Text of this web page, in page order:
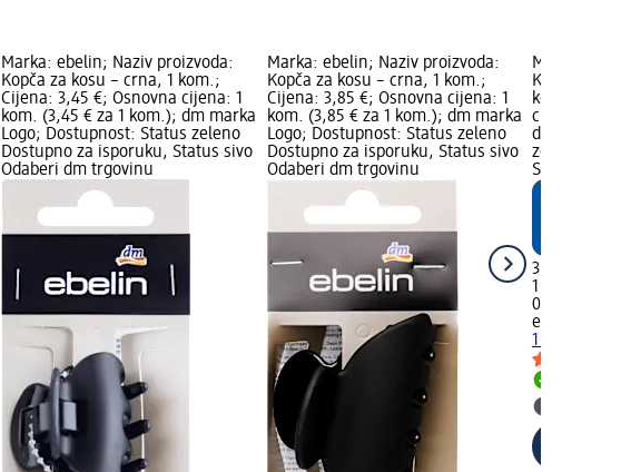
Marka: ebelin; Naziv proizvoda:
Kopča za kosu – crna, 1 kom.;
Cijena: 3,45 €; Osnovna cijena: 1
kom. (3,45 € za 1 kom.); dm marka
Logo; Dostupnost: Status zeleno
Dostupno za isporuku, Status sivo
Odaberi dm trgovinu
Marka: ebelin; Naziv proizvoda:
Kopča za kosu – crna, 1 kom.;
Cijena: 3,85 €; Osnovna cijena: 1
kom. (3,85 € za 1 kom.); dm marka
Logo; Dostupnost: Status zeleno
Dostupno za isporuku, Status sivo
Odaberi dm trgovinu
Marka:
Kopča za
kom.;
cijena: 1
dm marka
zeleno
Status sivo
3,85 €
1 kom.
ebelin
1 kom.